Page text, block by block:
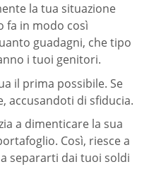
la tua situazione
fa in modo così
guadagni, che tipo
i tuoi genitori.
il prima possibile. Se
accusandoti di sfiducia.
a dimenticare la sua
Così, riesce a
separarti dai tuoi soldi